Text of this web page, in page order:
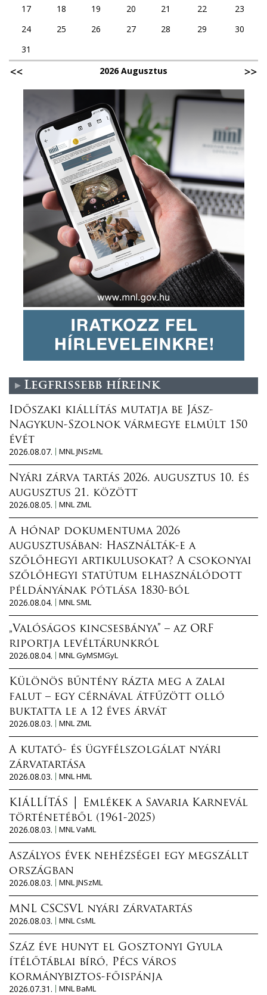
17
18 19 20 21 22
23
24
25 26 27 28 29
30
31
2026 Augusztus
Legfrissebb híreink
Időszaki kiállítás mutatja be Jász-
Nagykun-Szolnok vármegye elmúlt 150
évét
2026.08.07.
MNL JNSzML
Nyári zárva tartás 2026. augusztus 10. és
augusztus 21. között
2026.08.05.
MNL ZML
A hónap dokumentuma 2026
augusztusában: Használták-e a
szőlőhegyi artikulusokat? A csokonyai
szőlőhegyi statútum elhasználódott
példányának pótlása 1830-ból
2026.08.04.
MNL SML
„Valóságos kincsesbánya” – az ORF
riportja levéltárunkról
2026.08.04.
MNL GyMSMGyL
Különös bűntény rázta meg a zalai
falut – egy cérnával átfűzött olló
buktatta le a 12 éves árvát
2026.08.03.
MNL ZML
A kutató- és ügyfélszolgálat nyári
zárvatartása
2026.08.03.
MNL HML
KIÁLLÍTÁS │ Emlékek a Savaria Karnevál
történetéből (1961-2025)
2026.08.03.
MNL VaML
Aszályos évek nehézségei egy megszállt
országban
2026.08.03.
MNL JNSzML
MNL CSCSVL nyári zárvatartás
2026.08.03.
MNL CsML
Száz éve hunyt el Gosztonyi Gyula
ítélőtáblai bíró, Pécs város
kormánybiztos-főispánja
2026.07.31.
MNL BaML